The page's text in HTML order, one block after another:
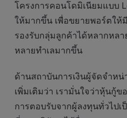
โครงการคอนโดมิเนียมแบบ
ให้มากขึ้น เพื่อขยายพอร์ตให้
รองรับกลุ่มลูกค้าได้หลากหล
หลายทำเลมากขึ้น
ด้านสถาบันการเงินผู้จัดจำห
เพิ่มเติมว่า เรามั่นใจว่าหุ้นกู้ข
การตอบรับจากผู้ลงทุนทั่วไปเ